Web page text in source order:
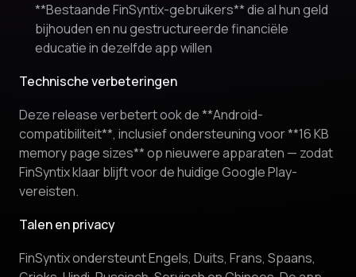
**Bestaande FinSyntix-gebruikers** die al hun geld
bijhouden en nu gestructureerde financiële
educatie in dezelfde app willen
Technische verbeteringen
Deze release verbetert ook de **Android-
compatibiliteit**, inclusief ondersteuning voor **16 KB
memory page sizes** op nieuwere apparaten — zodat
FinSyntix klaar blijft voor de huidige Google Play-
vereisten.
Talen en privacy
FinSyntix ondersteunt Engels, Duits, Frans, Spaans,